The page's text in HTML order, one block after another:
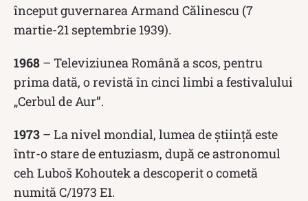
început guvernarea Armand Călinescu (7
martie-21 septembrie 1939).
1968 – Televiziunea Română a scos, pentru
prima dată, o revistă în cinci limbi a festivalului
„Cerbul de Aur”.
1973 – La nivel mondial, lumea de știință este
într-o stare de entuziasm, după ce astronomul
ceh Luboš Kohoutek a descoperit o cometă
numită C/1973 E1.